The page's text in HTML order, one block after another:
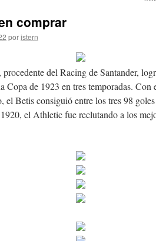
comprar
poristern
del Racing de Santander,
Copa de 1923 en tres temporadas.
Betis consiguió entre los tres 98
el Athletic fue reclutando a los